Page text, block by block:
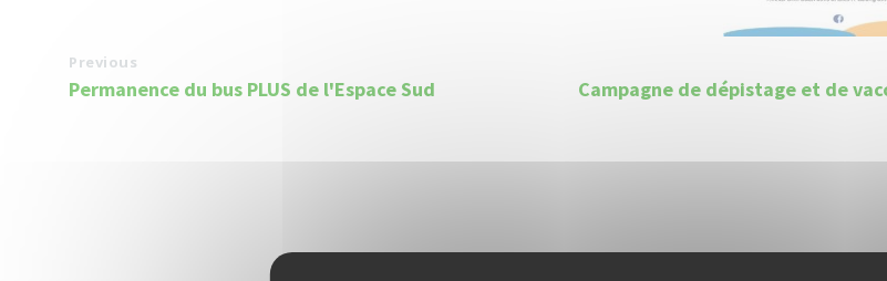
Previous
Permanence du bus PLUS de l'Espace Sud Campagne de dépistage et de